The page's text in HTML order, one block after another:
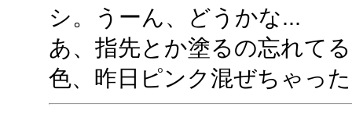
シ。うーん、どうかな...
あ、指先とか塗るの忘れて
色、昨日ピンク混ぜちゃっ